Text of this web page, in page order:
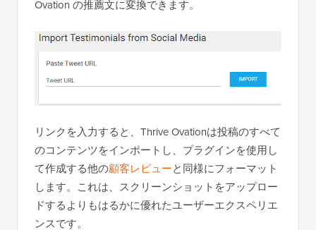
Ovation の推薦文に変換できます。
リンクを入力すると、Thrive Ovationは投稿のすべて
のコンテンツをインポートし、プラグインを使用し
て作成する他の顧客レビューと同様にフォーマット
します。これは、スクリーンショットをアップロー
ドするよりもはるかに優れたユーザーエクスペリエ
ンスです。